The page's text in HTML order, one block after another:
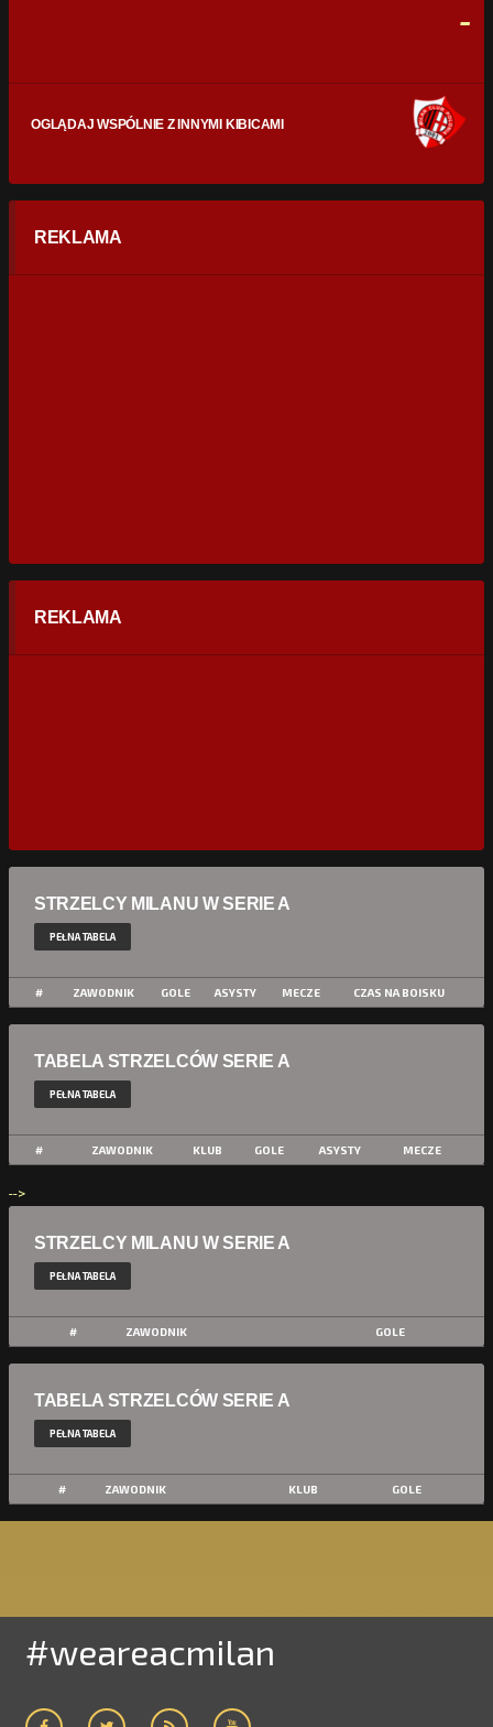
-
OGLĄDAJ WSPÓLNIE Z INNYMI KIBICAMI
REKLAMA
REKLAMA
STRZELCY MILANU W SERIE A
PEŁNA TABELA
# ZAWODNIK GOLE ASYSTY MECZE CZAS NA BOISKU
TABELA STRZELCÓW SERIE A
PEŁNA TABELA
# ZAWODNIK KLUB GOLE ASYSTY MECZE
-->
STRZELCY MILANU W SERIE A
PEŁNA TABELA
# ZAWODNIK GOLE
TABELA STRZELCÓW SERIE A
PEŁNA TABELA
# ZAWODNIK KLUB GOLE
#weareacmilan